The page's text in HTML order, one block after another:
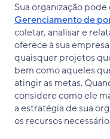
Sua organização
Gerenciamento de
coletar, analisar e
oferece à sua
quaisquer projetos
bem como aqueles
atingir as metas.
considere como ele
a estratégia de sua
os recursos